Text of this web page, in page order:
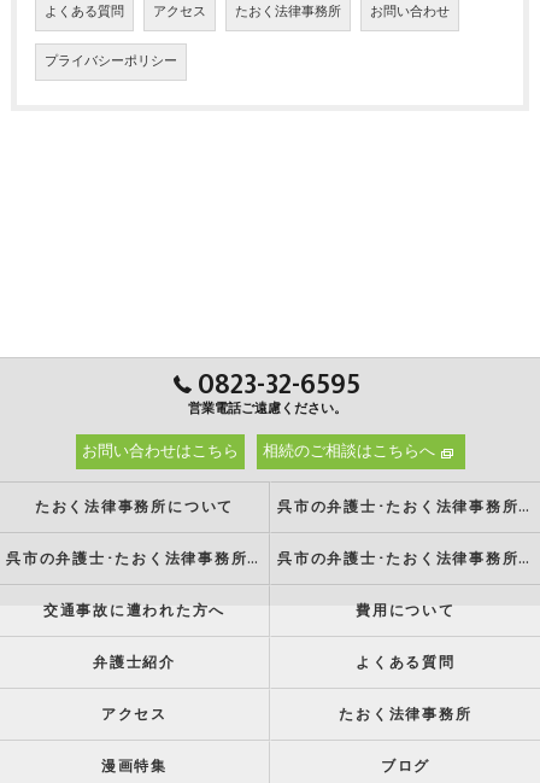
よくある質問 アクセス たおく法律事務所 お問い合わせ
プライバシーポリシー
0823-32-6595
営業電話ご遠慮ください。
お問い合わせはこちら 相続のご相談はこちらへ
たおく法律事務所について 呉市の弁護士･たおく法律事務所の強み
呉市の弁護士･たおく法律事務所の特徴 呉市の弁護士･たおく法律事務所の方針
交通事故に遭われた方へ 費用について
弁護士紹介 よくある質問
アクセス たおく法律事務所
漫画特集 ブログ